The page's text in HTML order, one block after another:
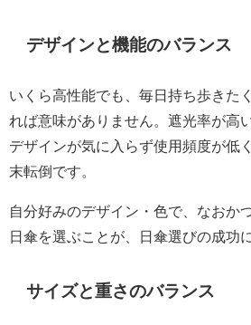
デザインと機能のバランス
いくら高性能でも、毎日持ち歩きた
れば意味がありません。遮光率が高
デザインが気に入らず使用頻度が低
末転倒です。
自分好みのデザイン・色で、なおか
日傘を選ぶことが、日傘選びの成功
サイズと重さのバランス